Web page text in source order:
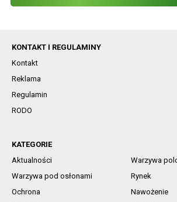
KONTAKT I REGULAMINY
Kontakt
Reklama
Regulamin
RODO
KATEGORIE
Aktualności
Warzywa
Warzywa pod osłonami
Rynek
Ochrona
Nawożenie